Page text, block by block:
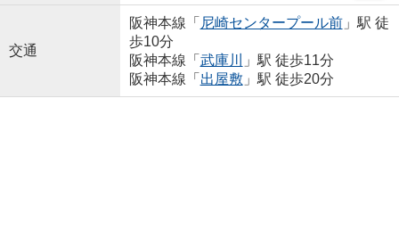
交通
阪神本線「 尼崎センタープール前」駅 徒
歩10分
阪神本線「 武庫川
」駅 徒歩11分
阪神本線「 出屋敷 」駅 徒歩20分